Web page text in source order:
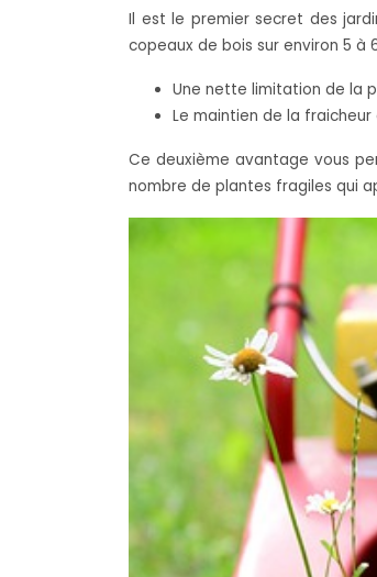
Il est le premier secret des
copeaux de bois sur environ 5 à
Une nette limitation de la
Le maintien de la
Ce deuxième avantage vous
nombre de plantes fragiles qui